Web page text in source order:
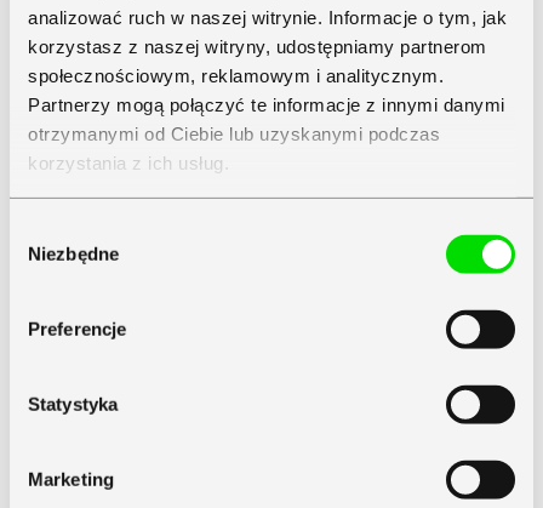
analizować ruch w naszej witrynie. Informacje o tym, jak
korzystasz z naszej witryny, udostępniamy partnerom
społecznościowym, reklamowym i analitycznym.
Partnerzy mogą połączyć te informacje z innymi danymi
otrzymanymi od Ciebie lub uzyskanymi podczas
korzystania z ich usług.
zgody
Niezbędne
Preferencje
Statystyka
Marketing